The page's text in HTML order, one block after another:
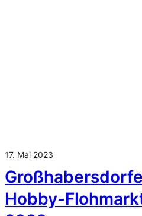
17. Mai 2023
Hobby-